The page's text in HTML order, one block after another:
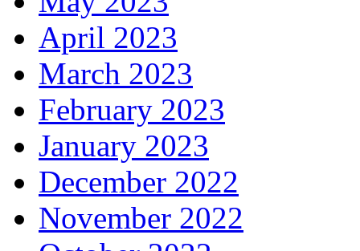
April 2023
March 2023
February 2023
January 2023
December 2022
November 2022